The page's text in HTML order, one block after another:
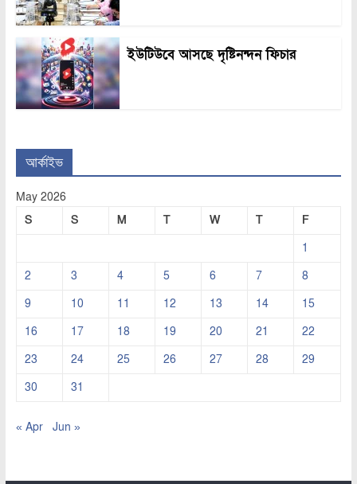
ইউটিউবে আসছে দৃষ্টিনন্দন ফিচার
আর্কাইভ
May 2026
S
S M T W T
F
1
2
3 4 5 6 7
8
9
10 11 12 13 14
15
16
17 18 19 20 21
22
23
24 25 26 27 28
29
30
31
« Apr Jun »